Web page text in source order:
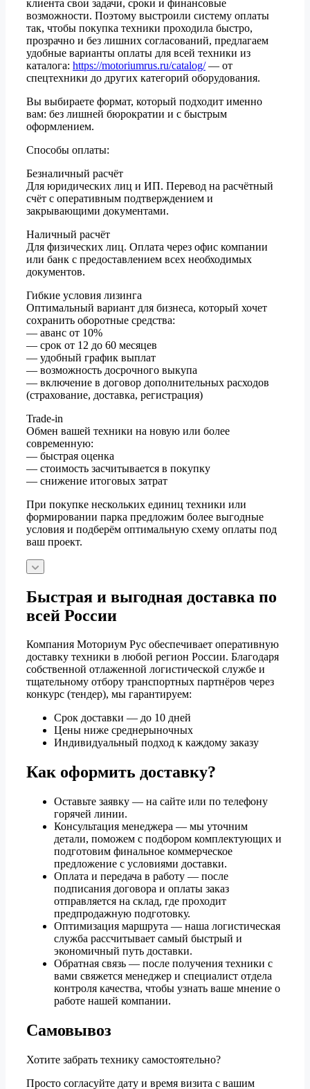
клиента свои задачи, сроки и финансовые
возможности. Поэтому выстроили систему оплаты
так, чтобы покупка техники проходила быстро,
прозрачно и без лишних согласований, предлагаем
удобные варианты оплаты для всей техники из
каталога: https://motoriumrus.ru/catalog/— от
спецтехники до других категорий оборудования.
Вы выбираете формат, который подходит именно
вам: без лишней бюрократии и с быстрым
оформлением.
Способы оплаты:
Безналичный расчёт
Для юридических лиц и ИП. Перевод на расчётный
счёт с оперативным подтверждением и
закрывающими документами.
Наличный расчёт
Для физических лиц. Оплата через офис компании
или банк с предоставлением всех необходимых
документов.
Гибкие условия лизинга
Оптимальный вариант для бизнеса, который хочет
сохранить оборотные средства:
— аванс от 10%
— срок от 12 до 60 месяцев
— удобный график выплат
— возможность досрочного выкупа
— включение в договор дополнительных расходов
(страхование, доставка, регистрация)
Trade-in
Обмен вашей техники на новую или более
современную:
— быстрая оценка
— стоимость засчитывается в покупку
— снижение итоговых затрат
При покупке нескольких единиц техники или
формировании парка предложим более выгодные
условия и подберём оптимальную схему оплаты под
ваш проект.
Быстрая и выгодная доставка по
всей России
Компания Моториум Рус обеспечивает оперативную
доставку техники в любой регион России. Благодаря
собственной отлаженной логистической службе и
тщательному отбору транспортных партнёров через
конкурс (тендер), мы гарантируем:
Срок доставки — до 10 дней
Цены ниже среднерыночных
Индивидуальный подход к каждому заказу
Как оформить доставку?
Оставьте заявку — на сайте или по телефону
горячей линии.
Консультация менеджера — мы уточним
детали, поможем с подбором комплектующих и
подготовим финальное коммерческое
предложение с условиями доставки.
Оплата и передача в работу — после
подписания договора и оплаты заказ
отправляется на склад, где проходит
предпродажную подготовку.
Оптимизация маршрута — наша логистическая
служба рассчитывает самый быстрый и
экономичный путь доставки.
Обратная связь — после получения техники с
вами свяжется менеджер и специалист отдела
контроля качества, чтобы узнать ваше мнение о
работе нашей компании.
Самовывоз
Хотите забрать технику самостоятельно?
Просто согласуйте дату и время визита с вашим